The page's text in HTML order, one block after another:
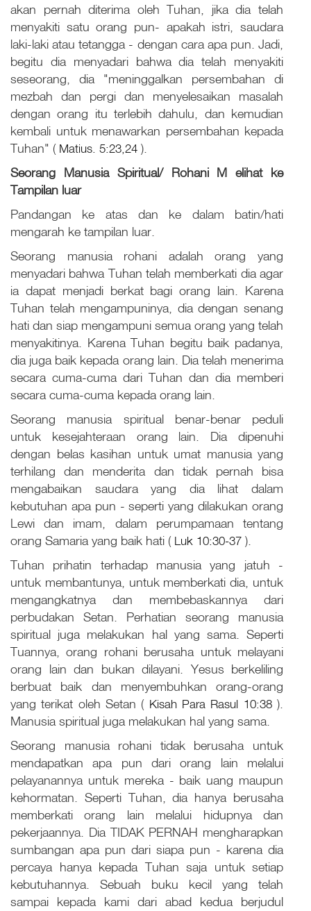
akan pernah diterima oleh Tuhan, jika dia telah
menyakiti satu orang pun- apakah istri, saudara
laki-laki atau tetangga - dengan cara apa pun. Jadi,
begitu dia menyadari bahwa dia telah menyakiti
seseorang, dia "meninggalkan persembahan di
mezbah dan pergi dan menyelesaikan masalah
dengan orang itu terlebih dahulu, dan kemudian
kembali untuk menawarkan persembahan kepada
Tuhan" ( Matius. 5:23,24 ).
Seorang Manusia Spiritual/ Rohani M elihat ke
Tampilan luar
Pandangan ke atas dan ke dalam batin/hati
mengarah ke tampilan luar.
Seorang manusia rohani adalah orang yang
menyadari bahwa Tuhan telah memberkati dia agar
ia dapat menjadi berkat bagi orang lain. Karena
Tuhan telah mengampuninya, dia dengan senang
hati dan siap mengampuni semua orang yang telah
menyakitinya. Karena Tuhan begitu baik padanya,
dia juga baik kepada orang lain. Dia telah menerima
secara cuma-cuma dari Tuhan dan dia memberi
secara cuma-cuma kepada orang lain.
Seorang manusia spiritual benar-benar peduli
untuk kesejahteraan orang lain. Dia dipenuhi
dengan belas kasihan untuk umat manusia yang
terhilang dan menderita dan tidak pernah bisa
mengabaikan saudara yang dia lihat dalam
kebutuhan apa pun - seperti yang dilakukan orang
Lewi dan imam, dalam perumpamaan tentang
orang Samaria yang baik hati ( Luk 10:30-37 ).
Tuhan prihatin terhadap manusia yang jatuh -
untuk membantunya, untuk memberkati dia, untuk
mengangkatnya dan membebaskannya dari
perbudakan Setan. Perhatian seorang manusia
spiritual juga melakukan hal yang sama. Seperti
Tuannya, orang rohani berusaha untuk melayani
orang lain dan bukan dilayani. Yesus berkeliling
berbuat baik dan menyembuhkan orang-orang
yang terikat oleh Setan ( Kisah Para Rasul 10:38).
Manusia spiritual juga melakukan hal yang sama.
Seorang manusia rohani tidak berusaha untuk
mendapatkan apa pun dari orang lain melalui
pelayanannya untuk mereka - baik uang maupun
kehormatan. Seperti Tuhan, dia hanya berusaha
memberkati orang lain melalui hidupnya dan
pekerjaannya. Dia TIDAK PERNAH mengharapkan
sumbangan apa pun dari siapa pun - karena dia
percaya hanya kepada Tuhan saja untuk setiap
kebutuhannya. Sebuah buku kecil yang telah
sampai kepada kami dari abad kedua berjudul